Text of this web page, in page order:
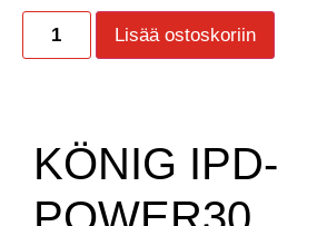
Lisää ostoskoriin
KÖNIG IPD-